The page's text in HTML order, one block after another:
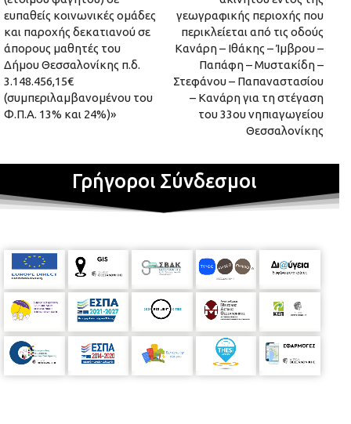
ευπαθείς κοινωνικές ομάδες
και παροχής δεκατιανού σε
άπορους μαθητές του
Δήμου Θεσσαλονίκης π.δ.
3.148.456,15€
(συμπεριλαμβανομένου του
Φ.Π.Α. 13% και 24%)»
γεωγραφικής περιοχής που
περικλείεται από τις οδούς
Κανάρη – Ιθάκης – Ίμβρου –
Παπάφη – Μυστακίδη –
Στεφάνου – Παπαναστασίου
– Κανάρη για τη στέγαση
του 33ου νηπιαγωγείου
Θεσσαλονίκης
Γρήγοροι Σύνδεσμοι